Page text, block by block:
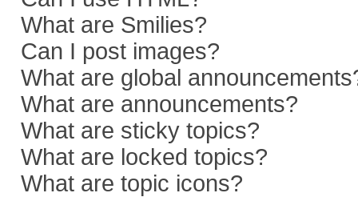
What are Smilies?
Can I post images?
What are global
What are announcements?
What are sticky topics?
What are locked topics?
What are topic icons?